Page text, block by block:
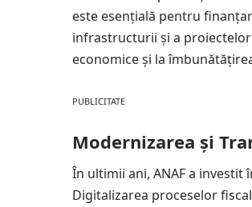
este esențială pentru
infrastructurii și a
economice și la
PUBLICITATE
Modernizarea și
În ultimii ani, ANAF a
Digitalizarea proceselor